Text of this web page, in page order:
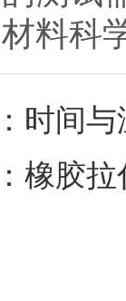
料科
时间
橡胶拉